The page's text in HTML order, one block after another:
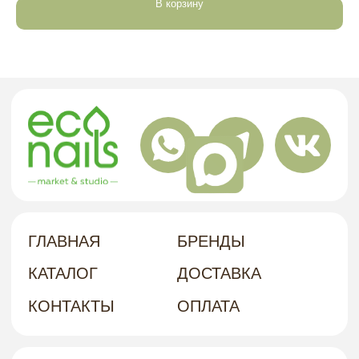
В корзину